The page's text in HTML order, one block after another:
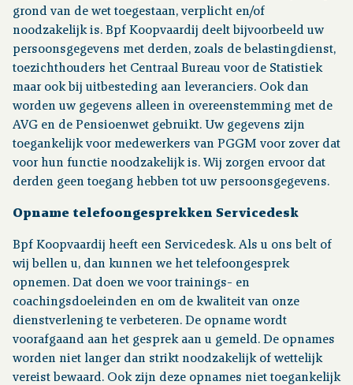
grond van de wet toegestaan, verplicht en/of
noodzakelijk is. Bpf Koopvaardij deelt bijvoorbeeld uw
persoonsgegevens met derden, zoals de belastingdienst,
toezichthouders het Centraal Bureau voor de Statistiek
maar ook bij uitbesteding aan leveranciers. Ook dan
worden uw gegevens alleen in overeenstemming met de
AVG en de Pensioenwet gebruikt. Uw gegevens zijn
toegankelijk voor medewerkers van PGGM voor zover dat
voor hun functie noodzakelijk is. Wij zorgen ervoor dat
derden geen toegang hebben tot uw persoonsgegevens.
Opname telefoongesprekken Servicedesk
Bpf Koopvaardij heeft een Servicedesk. Als u ons belt of
wij bellen u, dan kunnen we het telefoongesprek
opnemen. Dat doen we voor trainings- en
coachingsdoeleinden en om de kwaliteit van onze
dienstverlening te verbeteren. De opname wordt
voorafgaand aan het gesprek aan u gemeld. De opnames
worden niet langer dan strikt noodzakelijk of wettelijk
vereist bewaard. Ook zijn deze opnames niet toegankelijk